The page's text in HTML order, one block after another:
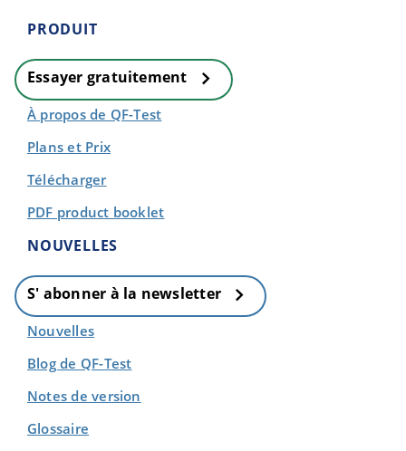
PRODUIT
Essayer gratuitement
À propos de QF-Test
Plans et Prix
Télécharger
PDF product booklet
NOUVELLES
S' abonner à la newsletter
Nouvelles
Blog de QF-Test
Notes de version
Glossaire